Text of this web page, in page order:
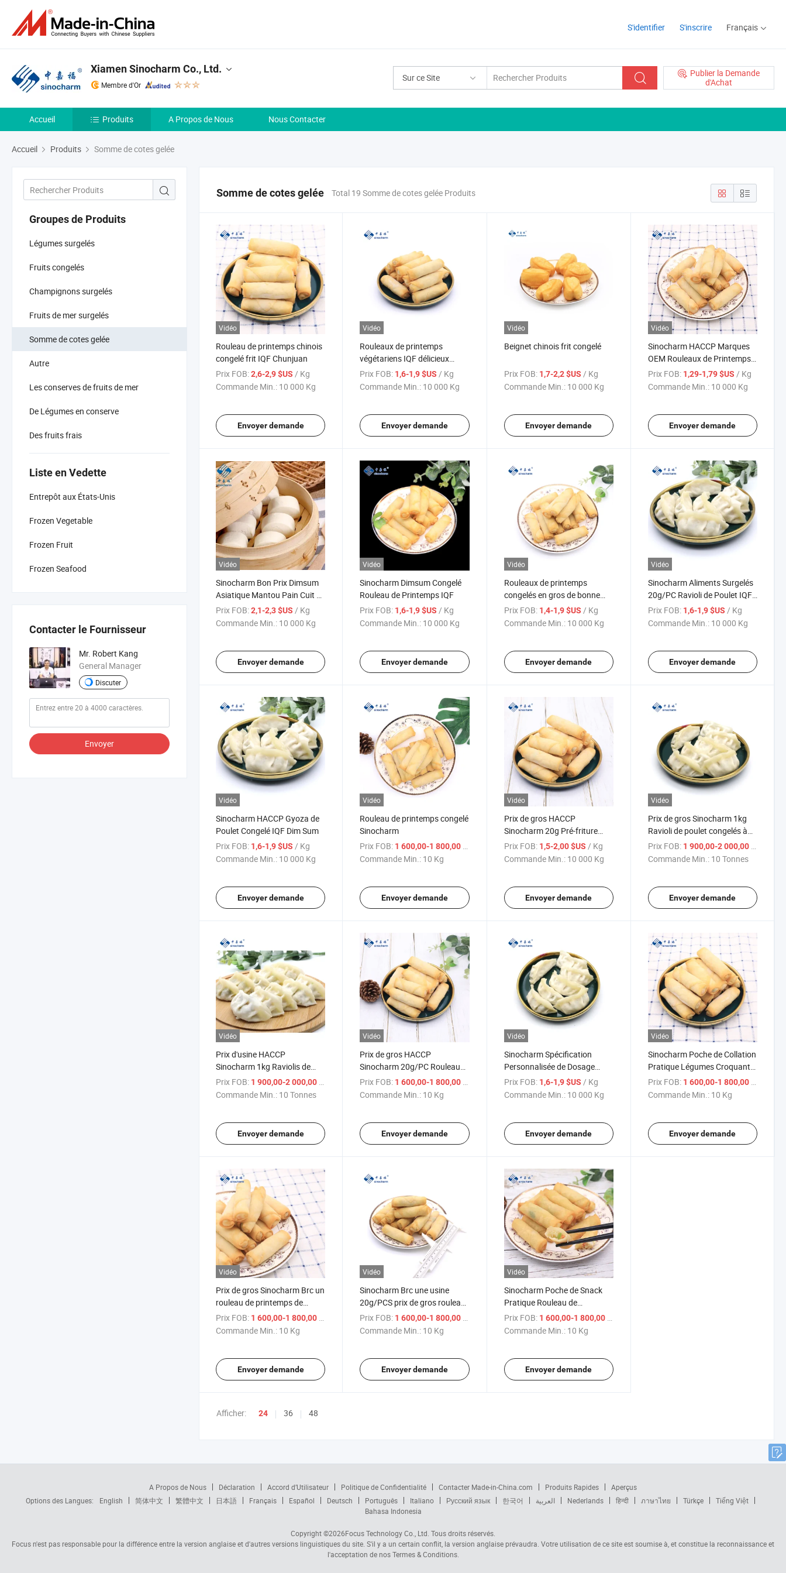
S'identifier S'inscrire Français
Sur ce Site
Publier la Demande
d'Achat
Xiamen Sinocharm Co., Ltd.
Membre d'Or
Accueil Produits A Propos de Nous Nous Contacter
Accueil Produits Somme de cotes gelée
Groupes de Produits
Légumes surgelés
Fruits congelés
Champignons surgelés
Fruits de mer surgelés
Somme de cotes gelée
Autre
Les conserves de fruits de mer
De Légumes en conserve
Des fruits frais
Liste en Vedette
Entrepôt aux États-Unis
Frozen Vegetable
Frozen Fruit
Frozen Seafood
Contacter le Fournisseur
Mr. Robert Kang
General Manager
Discuter
Envoyer
Somme de cotes gelée Total 19 Somme de cotes gelée Produits
Vidéo
Rouleau de printemps chinois
congelé frit IQF Chunjuan
Prix FOB:2,6-2,9 $US / Kg
Commande Min.: 10 000 Kg
Envoyer demande
Vidéo
Rouleaux de printemps
végétariens IQF délicieux
Sinocharm, rouleaux de
légumes congelés pour une
Prix FOB: 1,6-1,9 $US/ Kg
Commande Min.: 10 000 Kg
Envoyer demande
Vidéo
Beignet chinois frit congelé
Prix FOB: 1,7-2,2 $US / Kg
Commande Min.: 10 000 Kg
Envoyer demande
Vidéo
Sinocharm HACCP Marques
OEM Rouleaux de Printemps
IQF Chinois Dimsum Congelé
Prix FOB: 1,29-1,79 $US / Kg
Commande Min.: 10 000 Kg
Envoyer demande
Vidéo
Sinocharm Bon Prix Dimsum
Asiatique Mantou Pain Cuit à
la Vapeur Congelé
Prix FOB:2,1-2,3 $US / Kg
Commande Min.: 10 000 Kg
Envoyer demande
Vidéo
Sinocharm Dimsum Congelé
Rouleau de Printemps IQF
Prix FOB: 1,6-1,9 $US / Kg
Commande Min.: 10 000 Kg
Envoyer demande
Vidéo
Rouleaux de printemps
congelés en gros de bonne
qualité
Prix FOB: 1,4-1,9 $US / Kg
Commande Min.: 10 000 Kg
Envoyer demande
Vidéo
Sinocharm Aliments Surgelés
20g/PC Ravioli de Poulet IQF
à Frire dans un Sac
Prix FOB: 1,6-1,9 $US / Kg
Commande Min.: 10 000 Kg
Envoyer demande
Vidéo
Sinocharm HACCP Gyoza de
Poulet Congelé IQF Dim Sum
Prix FOB: 1,6-1,9 $US / Kg
Commande Min.: 10 000 Kg
Envoyer demande
Vidéo
Rouleau de printemps congelé
Sinocharm
Prix FOB: 1 600,00-1 800,00 $US
Commande Min.: 10 Kg
Envoyer demande
Vidéo
Prix de gros HACCP
Sinocharm 20g Pré-friture
Rouleau de Printemps
Congelé
Prix FOB: 1,5-2,00 $US / Kg
Commande Min.: 10 000 Kg
Envoyer demande
Vidéo
Prix de gros Sinocharm 1kg
Ravioli de poulet congelés à
frire en provenance de Chine
Prix FOB: 1 900,00-2 000,00 $US
Commande Min.: 10 Tonnes
Envoyer demande
Vidéo
Prix d'usine HACCP
Sinocharm 1kg Raviolis de
poulet congelés
Prix FOB: 1 900,00-2 000,00 $US
/ Tonne
Commande Min.: 10 Tonnes
Envoyer demande
Vidéo
Prix de gros HACCP
Sinocharm 20g/PC Rouleau
de printemps congelé frit
Prix FOB: 1 600,00-1 800,00 $US
Commande Min.: 10 Kg
Envoyer demande
Vidéo
Sinocharm Spécification
Personnalisée de Dosage
20g/PC Ravioli de Poulet
Surgelés IQF à Frire dans un
Prix FOB: 1,6-1,9 $US / Kg
Commande Min.: 10 000 Kg
Envoyer demande
Vidéo
Sinocharm Poche de Collation
Pratique Légumes Croquants
IQF Rouleau de Printemps Frit
Congelé Rouleau de
Prix FOB: 1 600,00-1 800,00 $US
Commande Min.: 10 Kg
Envoyer demande
Vidéo
Prix de gros Sinocharm Brc un
rouleau de printemps de
légumes congelés fabriqué en
usine
Prix FOB: 1 600,00-1 800,00 $US
Commande Min.: 10 Kg
Envoyer demande
Vidéo
Sinocharm Brc une usine
20g/PCS prix de gros rouleau
de printemps congelé
Prix FOB: 1 600,00-1 800,00 $US
Commande Min.: 10 Kg
Envoyer demande
Vidéo
Sinocharm Poche de Snack
Pratique Rouleau de
Printemps Crispy IQF Rouleau
de Printemps Frit Chinois
Prix FOB: 1 600,00-1 800,00 $US
Commande Min.: 10 Kg
Envoyer demande
Afficher: 24 36 48
A Propos de Nous Déclaration Accord d’Utilisateur Politique de Confidentialité Contacter Made-in-China.com Produits Rapides
Aperçus
Options des Langues:
English 简体中文 繁體中文 日本語 Français Español Deutsch Português Italiano Русский язык 한국어 العربية Nederlands हिन्दी ภาษาไทย Türkçe
Tiếng Việt
Bahasa Indonesia
Copyright ©2026Focus Technology Co., Ltd. Tous droits réservés.
Focus n'est pas responsable pour la différence entre la version anglaise et d'autres versions linguistiques du site. S'il y a un certain conflit, la version anglaise prévaudra. Votre utilisation de ce site est soumise à, et constitue la reconnaissance et
l'acceptation de nos Termes & Conditions.